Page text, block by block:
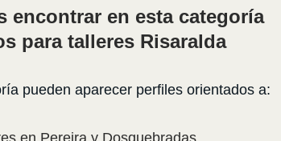
encontrar en esta categoría
para talleres Risaralda
pueden aparecer perfiles orientados a:
en Pereira y Dosquebradas